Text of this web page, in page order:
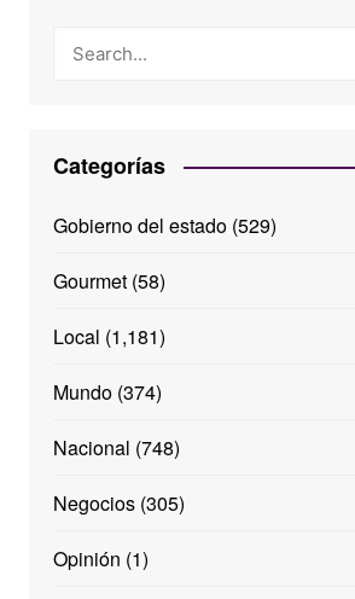
Categorías
Gobierno del estado(529)
Gourmet(58)
Local (1,181)
Mundo(374)
Nacional (748)
Negocios(305)
Opinión (1)